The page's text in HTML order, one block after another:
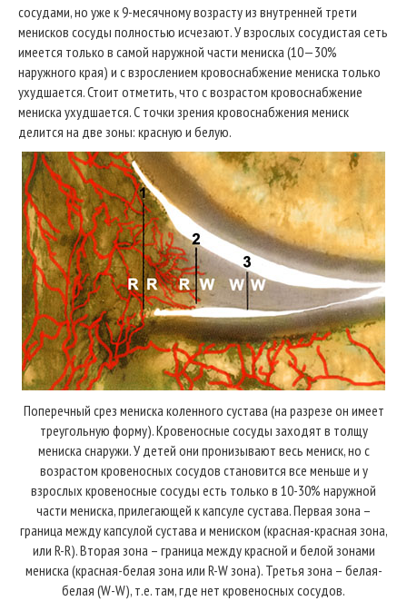
сосудами, но уже к 9-месячному возрасту из внутренней трети
менисков сосуды полностью исчезают. У взрослых сосудистая сеть
имеется только в самой наружной части мениска (10—30%
наружного края) и с взрослением кровоснабжение мениска только
ухудшается. Стоит отметить, что с возрастом кровоснабжение
мениска ухудшается. С точки зрения кровоснабжения мениск
делится на две зоны: красную и белую.
Поперечный срез мениска коленного сустава (на разрезе он имеет
треугольную форму). Кровеносные сосуды заходят в толщу
мениска снаружи. У детей они пронизывают весь мениск, но с
возрастом кровеносных сосудов становится все меньше и у
взрослых кровеносные сосуды есть только в 10-30% наружной
части мениска, прилегающей к капсуле сустава. Первая зона –
граница между капсулой сустава и мениском (красная-красная зона,
или R-R). Вторая зона – граница между красной и белой зонами
мениска (красная-белая зона или R-W зона). Третья зона – белая-
белая (W-W), т.е. там, где нет кровеносных сосудов.